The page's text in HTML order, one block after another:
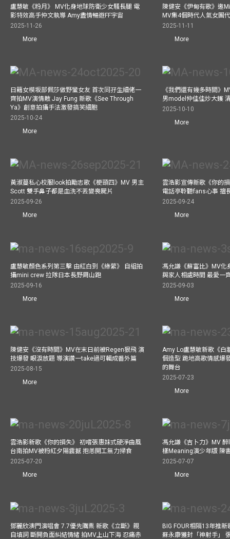
盧慧敏《粉月》 MV化身地球防衛少女騷長腿 電
影特效高手仲文執導 Amy盡情暢遊FF宇宙
2025-11-26
More
陳健安《伊甸有歌》邀
MV集4個時代人氣女團
2025-11-11
More
日籍女模坂部佩莎做野蠻女友 首次同孖生細佬一
齊拍MV演情敵 Jay Fung 新歌《See Through
Ya》創意拍攝手法激發搞笑細胞
2025-10-24
More
《我們還有幾多時間》
男model仲佳佳炒大鑊
2025-10-10
More
黃淑蔓私心校服look拍勵志歌《梗頸四》MV 男主
Scott 雙手鼻子都是血洗不丟變喪屍片
2025-09-26
More
雲浩影宣傳新歌《你的
電話亭聆聽fans心事 擅
2025-09-24
More
盧慧敏顏色系列第三擊 由紅白到《綠縈》 自組拍
攝mini crew 拉隊日本長野周山跑
2025-09-16
More
馮允謙《蘇富比》MV化
與家人相處時間 最愛一
2025-09-03
More
陳健安《沒有時間》MV在末日前被Regen狠飛 演
技爆發 眼淚放題 導演讚一take過可輯成番外篇
2025-08-15
More
Amy Lo盧慧敏新歌《白
個造型 跪地高歌情感爆
的舞台
2025-07-23
More
雲浩影新歌《你的損失》 初嚐張惠妹式硬淨曲風
台南拍MV被粉紅夕陽震撼 抱恙開工無力掃食
2025-07-20
More
馮允謙《吉卜力》MV
樣Meaning演少年版 陳
2025-07-07
More
鄧麗欣澳門演唱會 7.7優先購票 新歌《立斷》親
自填詞 斷開負面糾結情緒 拍MV上山下海 忍痛赤
BIG FOUR相隔13年推
蘇永康獲封「神射手」